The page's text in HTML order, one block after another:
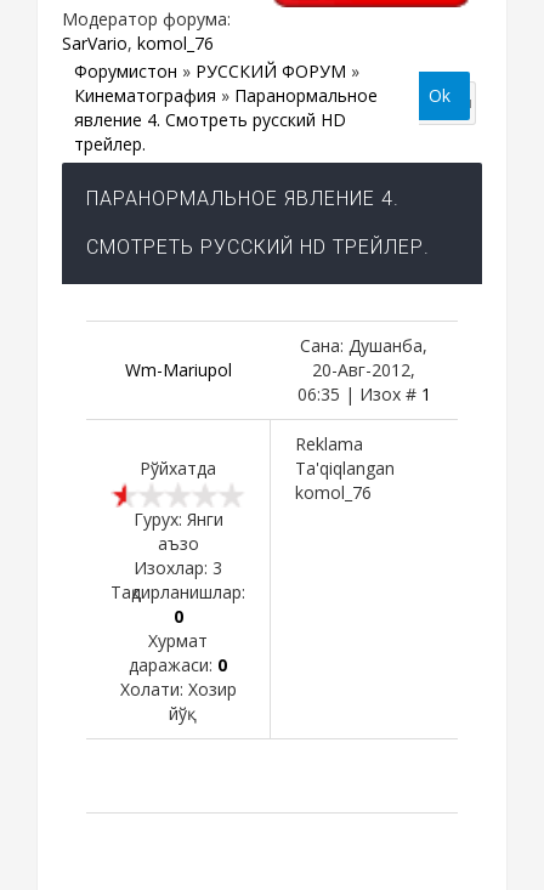
Модератор форума:
SarVario, komol_76
Форумистон » РУССКИЙ ФОРУМ »
Кинематография » Паранормальное
явление 4. Смотреть русский HD
трейлер.
ПАРАНОРМАЛЬНОЕ ЯВЛЕНИЕ 4.
СМОТРЕТЬ РУССКИЙ HD ТРЕЙЛЕР.
Wm-Mariupol
Сана: Душанба,
20-Авг-2012,
06:35 | Изох # 1
Рўйхатда
Гурух: Янги
аъзо
Изохлар: 3
Тақдирланишлар:
0
Хурмат
даражаси: 0
Холати: Хозир
йўқ
Reklama
Ta'qiqlangan
komol_76